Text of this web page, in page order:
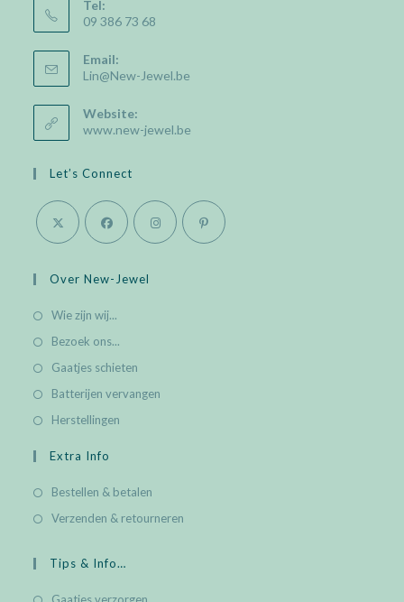
Tel:
09 386 73 68
Email:
Lin@New-Jewel.be
Website:
www.new-jewel.be
Let’s Connect
Over New-Jewel
Wie zijn wij...
Bezoek ons...
Gaatjes schieten
Batterijen vervangen
Herstellingen
Extra Info
Bestellen & betalen
Verzenden & retourneren
Tips & Info…